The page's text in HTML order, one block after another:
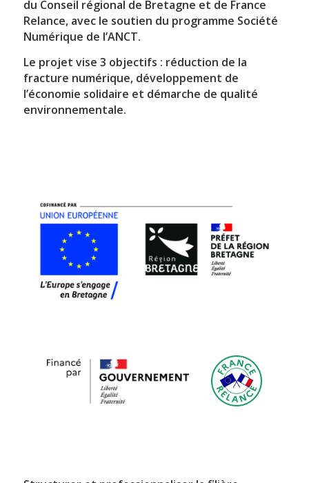
du Conseil régional de Bretagne et de France
Relance, avec le soutien du programme Société
Numérique de l’ANCT.
Le projet vise 3 objectifs : réduction de la
fracture numérique, développement de
l’économie solidaire et démarche de qualité
environnementale.